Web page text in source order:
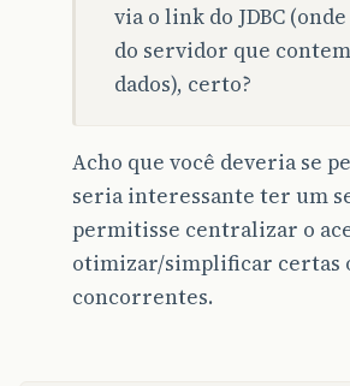
via o link do JDBC
do servidor que
dados), certo?
Acho que você deveria se
seria interessante ter um
permitisse centralizar o
otimizar/simplificar certas
concorrentes.